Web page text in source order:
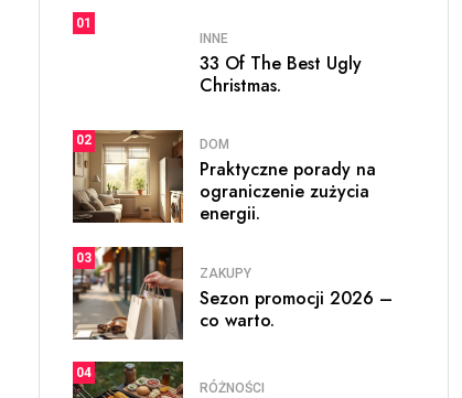
01
INNE
33 Of The Best Ugly
Christmas.
02 DOM
Praktyczne porady na
ograniczenie zużycia
energii.
03
ZAKUPY
Sezon promocji 2026 –
co warto.
04
RÓŻNOŚCI